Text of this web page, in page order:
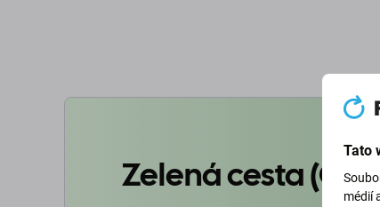
Zelená cesta
Tato
médií